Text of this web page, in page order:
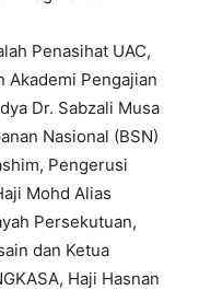
Penasihat UAC,
Akademi Pengajian
Dr. Sabzali Musa
Nasional (BSN)
Pengerusi
Mohd Alias
Persekutuan,
dan Ketua
Haji Hasnan